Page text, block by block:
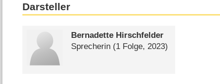
Darsteller
Bernadette Hirschfelder
Sprecherin(1 Folge, 2023)